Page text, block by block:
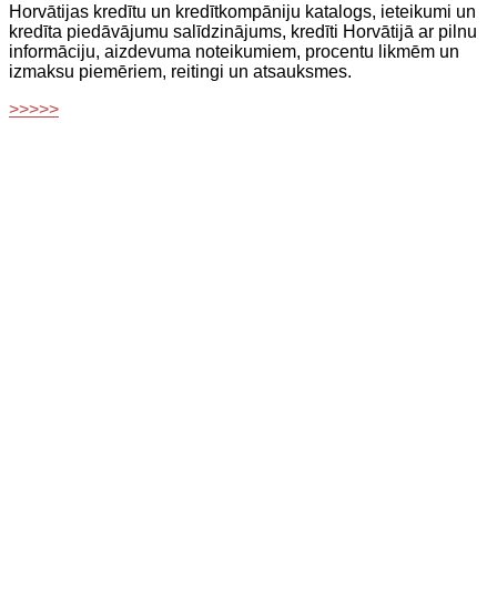
Horvātijas kredītu un kredītkompāniju katalogs, ieteikumi un
kredīta piedāvājumu salīdzinājums, kredīti Horvātijā ar pilnu
informāciju, aizdevuma noteikumiem, procentu likmēm un
izmaksu piemēriem, reitingi un atsauksmes.
>>>>>